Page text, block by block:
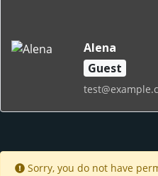
Alena
Guest
Sorry, you do not have